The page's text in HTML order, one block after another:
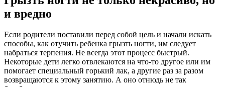
и вредно
Если родители поставили перед собой цель и начали искать
способы, как отучить ребенка грызть ногти, им следует
набраться терпения. Не всегда этот процесс быстрый.
Некоторые дети легко отвлекаются на что-то другое или им
помогает специальный горький лак, а другие раз за разом
возвращаются к этому занятию. А оно отнюдь не так